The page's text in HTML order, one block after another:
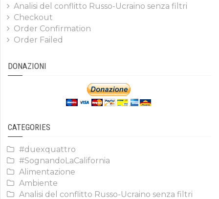
Analisi del conflitto Russo-Ucraino senza filtri
Checkout
Order Confirmation
Order Failed
DONAZIONI
CATEGORIES
#duexquattro
#SognandoLaCalifornia
Alimentazione
Ambiente
Analisi del conflitto Russo-Ucraino senza filtri